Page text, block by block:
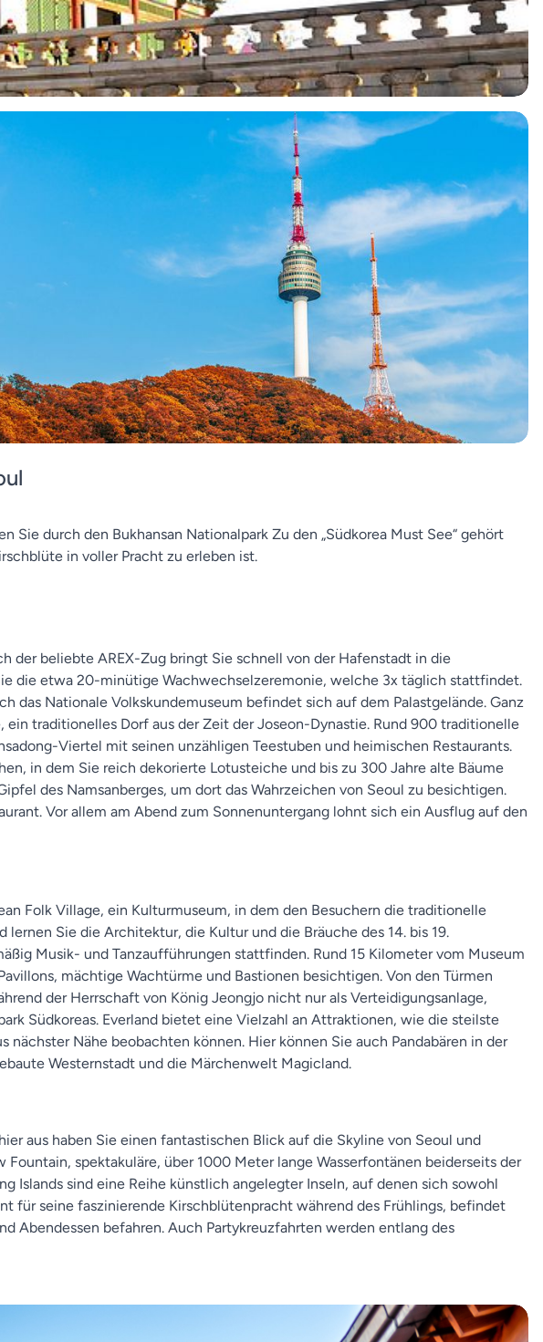
Sie durch den Bukhansan Nationalpark Zu den „Südkorea Must See“ gehört
in voller Pracht zu erleben ist.
der beliebte AREX-Zug bringt Sie schnell von der Hafenstadt in die
die etwa 20-minütige Wachwechselzeremonie, welche 3x täglich stattfindet.
das Nationale Volkskundemuseum befindet sich auf dem Palastgelände. Ganz
traditionelles Dorf aus der Zeit der Joseon-Dynastie. Rund 900 traditionelle
Viertel mit seinen unzähligen Teestuben und heimischen Restaurants.
in dem Sie reich dekorierte Lotusteiche und bis zu 300 Jahre alte Bäume
des Namsanberges, um dort das Wahrzeichen von Seoul zu besichtigen.
Vor allem am Abend zum Sonnenuntergang lohnt sich ein Ausflug auf den
Folk Village, ein Kulturmuseum, in dem den Besuchern die traditionelle
Sie die Architektur, die Kultur und die Bräuche des 14. bis 19.
Musik- und Tanzaufführungen stattfinden. Rund 15 Kilometer vom Museum
mächtige Wachtürme und Bastionen besichtigen. Von den Türmen
der Herrschaft von König Jeongjo nicht nur als Verteidigungsanlage,
Südkoreas. Everland bietet eine Vielzahl an Attraktionen, wie die steilste
Nähe beobachten können. Hier können Sie auch Pandabären in der
Westernstadt und die Märchenwelt Magicland.
aus haben Sie einen fantastischen Blick auf die Skyline von Seoul und
spektakuläre, über 1000 Meter lange Wasserfontänen beiderseits der
Islands sind eine Reihe künstlich angelegter Inseln, auf denen sich sowohl
für seine faszinierende Kirschblütenpracht während des Frühlings, befindet
Abendessen befahren. Auch Partykreuzfahrten werden entlang des